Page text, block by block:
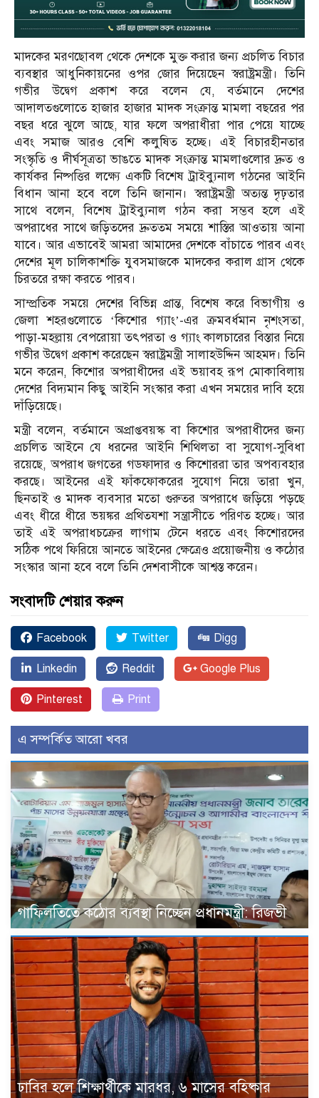
মাদকের মরণছোবল থেকে দেশকে মুক্ত করার জন্য প্রচলিত বিচার
ব্যবস্থার আধুনিকায়নের ওপর জোর দিয়েছেন স্বরাষ্ট্রমন্ত্রী। তিনি
গভীর উদ্বেগ প্রকাশ করে বলেন যে, বর্তমানে দেশের
আদালতগুলোতে হাজার হাজার মাদক সংক্রান্ত মামলা বছরের পর
বছর ধরে ঝুলে আছে, যার ফলে অপরাধীরা পার পেয়ে যাচ্ছে
এবং সমাজ আরও বেশি কলুষিত হচ্ছে। এই বিচারহীনতার
সংস্কৃতি ও দীর্ঘসূত্রতা ভাঙতে মাদক সংক্রান্ত মামলাগুলোর দ্রুত ও
কার্যকর নিষ্পত্তির লক্ষ্যে একটি বিশেষ ট্রাইব্যুনাল গঠনের আইনি
বিধান আনা হবে বলে তিনি জানান। স্বরাষ্ট্রমন্ত্রী অত্যন্ত দৃঢ়তার
সাথে বলেন, বিশেষ ট্রাইব্যুনাল গঠন করা সম্ভব হলে এই
অপরাধের সাথে জড়িতদের দ্রুততম সময়ে শাস্তির আওতায় আনা
যাবে। আর এভাবেই আমরা আমাদের দেশকে বাঁচাতে পারব এবং
দেশের মূল চালিকাশক্তি যুবসমাজকে মাদকের করাল গ্রাস থেকে
চিরতরে রক্ষা করতে পারব।
সাম্প্রতিক সময়ে দেশের বিভিন্ন প্রান্ত, বিশেষ করে বিভাগীয় ও
জেলা শহরগুলোতে ‘কিশোর গ্যাং’-এর ক্রমবর্ধমান নৃশংসতা,
পাড়া-মহল্লায় বেপরোয়া তৎপরতা ও গ্যাং কালচারের বিস্তার নিয়ে
গভীর উদ্বেগ প্রকাশ করেছেন স্বরাষ্ট্রমন্ত্রী সালাহউদ্দিন আহমদ। তিনি
মনে করেন, কিশোর অপরাধীদের এই ভয়াবহ রূপ মোকাবিলায়
দেশের বিদ্যমান কিছু আইনি সংস্কার করা এখন সময়ের দাবি হয়ে
দাঁড়িয়েছে।
মন্ত্রী বলেন, বর্তমানে অপ্রাপ্তবয়স্ক বা কিশোর অপরাধীদের জন্য
প্রচলিত আইনে যে ধরনের আইনি শিথিলতা বা সুযোগ-সুবিধা
রয়েছে, অপরাধ জগতের গডফাদার ও কিশোররা তার অপব্যবহার
করছে। আইনের এই ফাঁকফোকরের সুযোগ নিয়ে তারা খুন,
ছিনতাই ও মাদক ব্যবসার মতো গুরুতর অপরাধে জড়িয়ে পড়ছে
এবং ধীরে ধীরে ভয়ঙ্কর প্রথিতযশা সন্ত্রাসীতে পরিণত হচ্ছে। আর
তাই এই অপরাধচক্রের লাগাম টেনে ধরতে এবং কিশোরদের
সঠিক পথে ফিরিয়ে আনতে আইনের ক্ষেত্রেও প্রয়োজনীয় ও কঠোর
সংস্কার আনা হবে বলে তিনি দেশবাসীকে আশ্বস্ত করেন।
সংবাদটি শেয়ার করুন
Facebook Twitter Digg
Linkedin Reddit Google Plus
Pinterest Print
এ সম্পর্কিত আরো খবর
গাফিলতিতে কঠোর ব্যবস্থা নিচ্ছেন প্রধানমন্ত্রী: রিজভী
ঢাবির হলে শিক্ষার্থীকে মারধর, ৬ মাসের বহিষ্কার